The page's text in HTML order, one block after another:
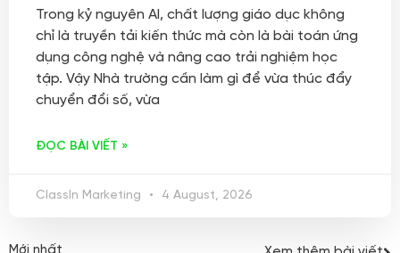
Trong kỷ nguyên AI, chất lượng giáo dục không
chỉ là truyền tải kiến thức mà còn là bài toán ứng
dụng công nghệ và nâng cao trải nghiệm học
tập. Vậy Nhà trường cần làm gì để vừa thúc đẩy
chuyển đổi số, vừa
ĐỌC BÀI VIẾT »
ClassIn Marketing 4 August, 2026